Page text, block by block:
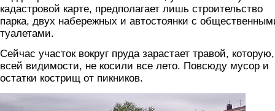
кадастровой карте, предполагает лишь строительство
парка, двух набережных и автостоянки с
туалетами.
Сейчас участок вокруг пруда зарастает травой,
всей видимости, не косили все лето. Повсюду мусор и
остатки кострищ от пикников.
5.jpg